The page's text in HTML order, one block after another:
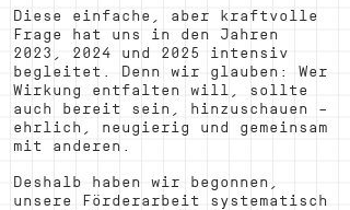
Diese einfache, aber kraftvolle
Frage hat uns in den Jahren
2023, 2024 und 2025 intensiv
begleitet. Denn wir glauben: Wer
Wirkung entfalten will, sollte
auch bereit sein, hinzuschauen –
ehrlich, neugierig und gemeinsam
mit anderen.
Deshalb haben wir begonnen,
unsere Förderarbeit systematisch